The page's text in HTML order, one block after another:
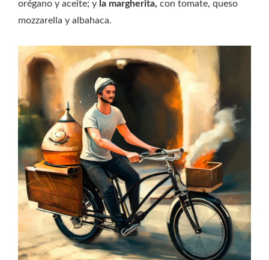
orégano y aceite; y la margherita, con tomate, queso
mozzarella y albahaca.